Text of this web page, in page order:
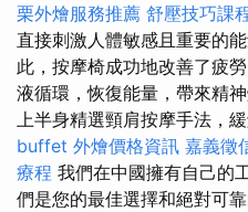
栗外燴服務推薦 舒壓技巧課
直接刺激人體敏感且重要的能
此，按摩椅成功地改善了疲
液循環，恢復能量，帶來精
上半身精選頸肩按摩手法，
buffet 外燴價格資訊 嘉義徵
療程 我們在中國擁有自己的
們是您的最佳選擇和絕對可